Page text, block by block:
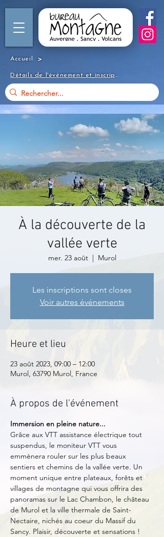
Accueil >
Détails de l'événement et inscription
À la découverte de la
vallée verte
mer. 23 août
  |
Murol
Les inscriptions sont closes
Voir autres événements
Heure et lieu
23 août 2023, 09:00 – 12:00
Murol, 63790 Murol, France
À propos de l'événement
Immersion en pleine nature...
Grâce aux VTT assistance électrique tout
suspendus, le moniteur VTT vous
emmènera rouler sur les plus beaux
sentiers et chemins de la vallée verte. Un
moment unique entre plateaux, forêts et
villages de montagne qui vous offrira des
panoramas sur le Lac Chambon, le château
de Murol et la ville thermale de Saint-
Nectaire, nichés au coeur du Massif du
Sancy. Plaisir, découverte et sensations !